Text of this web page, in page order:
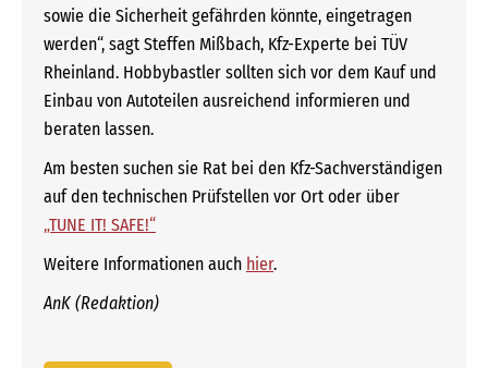
sowie die Sicherheit gefährden könnte, eingetragen
werden“, sagt Steffen Mißbach, Kfz-Experte bei TÜV
Rheinland. Hobbybastler sollten sich vor dem Kauf und
Einbau von Autoteilen ausreichend informieren und
beraten lassen.
Am besten suchen sie Rat bei den Kfz-Sachverständigen
auf den technischen Prüfstellen vor Ort oder über
„TUNE IT! SAFE!“
Weitere Informationen auch hier.
AnK (Redaktion)